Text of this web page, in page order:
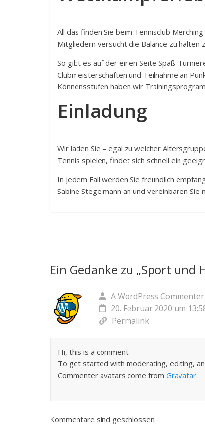
All das finden Sie beim Tennisclub
Mitgliedern versucht die Balance zu
So gibt es auf der einen Seite Spaß-
Clubmeisterschaften und Teilnahme an
Könnensstufen haben wir
Einladung
Wir laden Sie – egal zu welcher
Tennis spielen, findet sich schnell ein
In jedem Fall werden Sie freundlich
Sabine Stegelmann an und vereinbaren
Ein Gedanke zu „Sport und
A WordPress Commenter
20. Februar 2020 um
Permalink
Hi, this is a comment.
To get started with moderating, editing,
Commenter avatars come from Gravatar.
Kommentare sind geschlossen.